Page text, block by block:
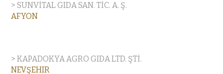
> SUNVİTAL GIDA SAN. TİC. A. Ş.
AFYON
> KAPADOKYA AGRO GIDA LTD. ŞTİ.
NEVŞEHIR